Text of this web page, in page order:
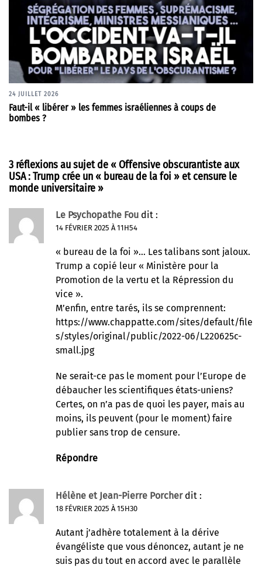
24 JUILLET 2026
Faut-il « libérer » les femmes israéliennes à coups de
bombes ?
3 réflexions au sujet de « Offensive obscurantiste aux
USA : Trump crée un « bureau de la foi » et censure le
monde universitaire »
Le Psychopathe Fou dit :
14 FÉVRIER 2025 À 11H54
« bureau de la foi »… Les talibans sont jaloux.
Trump a copié leur « Ministère pour la
Promotion de la vertu et la Répression du
vice ».
M’enfin, entre tarés, ils se comprennent:
https://www.chappatte.com/sites/default/file
s/styles/original/public/2022-06/L220625c-
small.jpg
Ne serait-ce pas le moment pour l’Europe de
débaucher les scientifiques états-uniens?
Certes, on n’a pas de quoi les payer, mais au
moins, ils peuvent (pour le moment) faire
publier sans trop de censure.
Répondre
Hélène et Jean-Pierre Porcher dit :
18 FÉVRIER 2025 À 15H30
Autant j’adhère totalement à la dérive
évangéliste que vous dénoncez, autant je ne
suis pas du tout en accord avec le parallèle